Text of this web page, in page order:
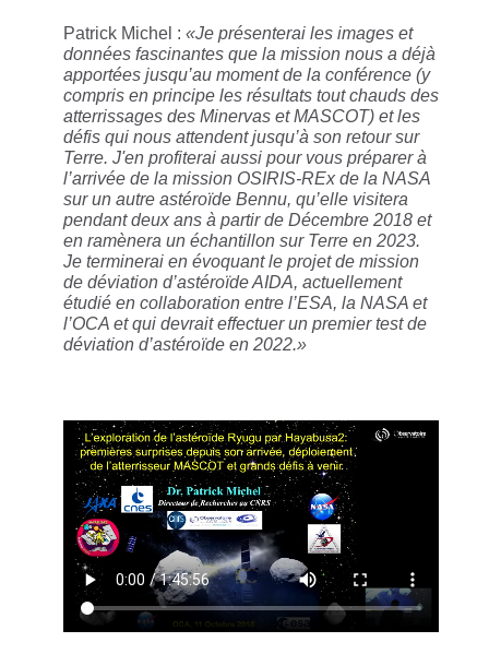
Patrick Michel : «Je présenterai les images et
données fascinantes que la mission nous a déjà
apportées jusqu’au moment de la conférence (y
compris en principe les résultats tout chauds des
atterrissages des Minervas et MASCOT) et les
défis qui nous attendent jusqu’à son retour sur
Terre. J'en profiterai aussi pour vous préparer à
l’arrivée de la mission OSIRIS-REx de la NASA
sur un autre astéroïde Bennu, qu’elle visitera
pendant deux ans à partir de Décembre 2018 et
en ramènera un échantillon sur Terre en 2023.
Je terminerai en évoquant le projet de mission
de déviation d’astéroïde AIDA, actuellement
étudié en collaboration entre l’ESA, la NASA et
l’OCA et qui devrait effectuer un premier test de
déviation d’astéroïde en 2022.»